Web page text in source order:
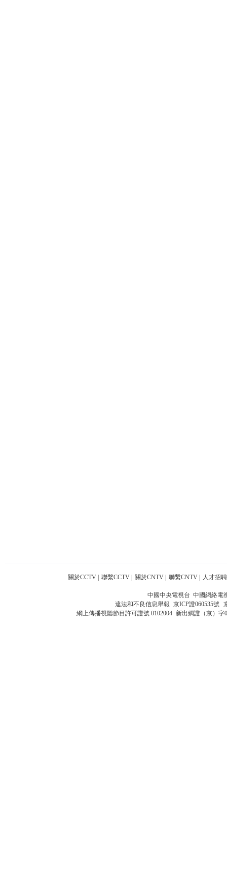
關於CCTV 聯繫CCTV 關於CNTV 聯繫CNTV 人才招聘
中國中央電視台 中國網絡電
違法和不良信息舉報 京ICP證060535號
網上傳播視聽節目許可證號 0102004 新出網證（京）